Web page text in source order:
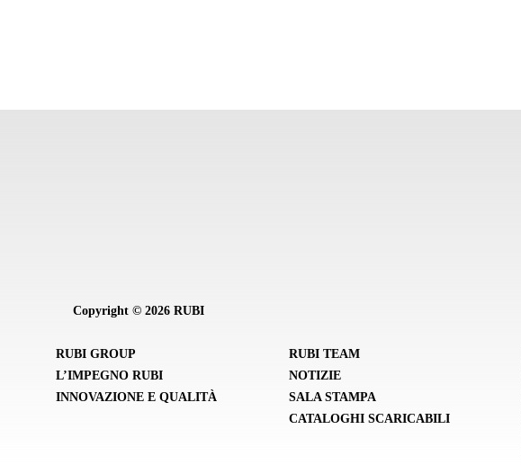
Copyright © 2026 RUBI
RUBI GROUP
L’IMPEGNO RUBI
INNOVAZIONE E QUALITÀ
RUBI TEAM
NOTIZIE
SALA STAMPA
CATALOGHI SCARICABILI